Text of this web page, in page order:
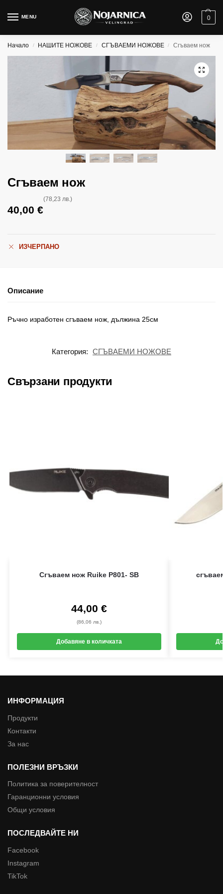
MENU 0
Начало / НАШИТЕ НОЖОВЕ / СГЪВАЕМИ НОЖОВЕ / Сгъваем нож
Сгъваем нож
40,00 €
(78,23 лв.)
ИЗЧЕРПАНО
Описание
Ръчно изработен сгъваем нож, дължина 25см
Категория: СГЪВАЕМИ НОЖОВЕ
Свързани продукти
Сгъваем нож Ruike P801- SB
44,00 €
(86,06 лв.)
Добавяне в количката
ИНФОРМАЦИЯ
Продукти
Контакти
За нас
ПОЛЕЗНИ ВРЪЗКИ
Политика за поверителност
Гаранционни условия
Общи условия
ПОСЛЕДВАЙТЕ НИ
Facebook
Instagram
TikTok